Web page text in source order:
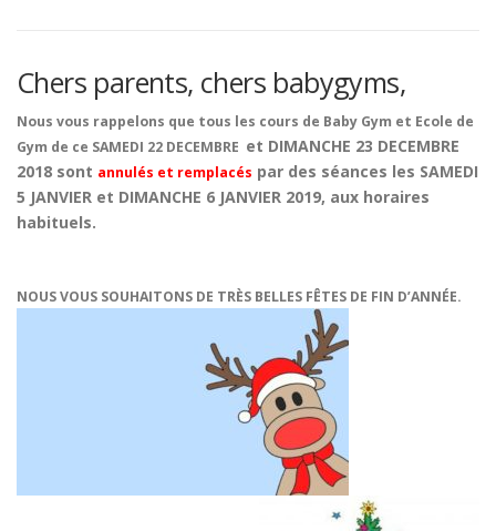
Chers parents, chers babygyms,
Nous vous rappelons que tous les cours de Baby Gym et Ecole de
Gym de ce SAMEDI 22 DECEMBRE et DIMANCHE 23 DECEMBRE
2018 sont annulés et remplacés par des séances les SAMEDI
5 JANVIER et DIMANCHE 6 JANVIER 2019, aux horaires
habituels.
NOUS VOUS SOUHAITONS DE TRÈS BELLES FÊTES DE FIN D’ANNÉE.